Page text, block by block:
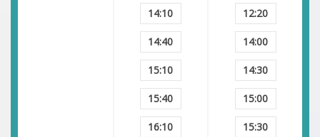
14:10
14:40
15:10
15:40
16:10
12:20
14:00
14:30
15:00
15:30